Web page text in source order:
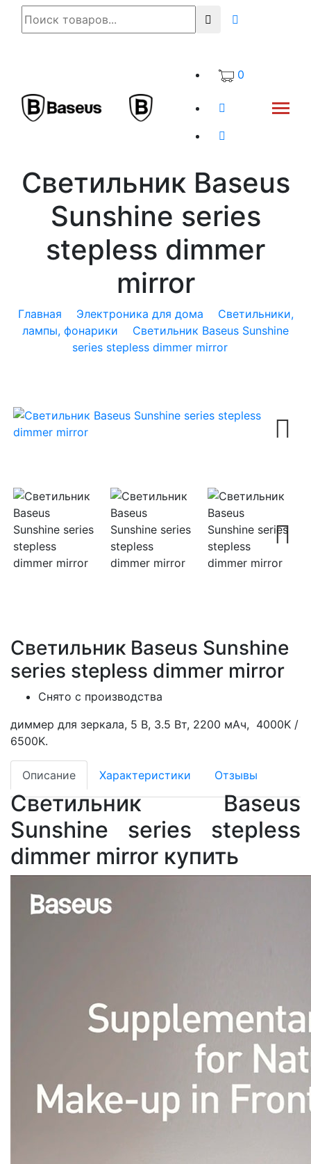
0
Светильник Baseus
Sunshine series
stepless dimmer
mirror
Главная Электроника для дома
Светильники,
лампы, фонарики
Светильник Baseus Sunshine
series stepless dimmer mirror
Next
Светильник Baseus Sunshine
series stepless dimmer mirror
Снято с производства
диммер для зеркала, 5 В, 3.5 Вт, 2200 мАч, 4000K /
6500K.
Описание Характеристики Отзывы
Светильник Baseus
Sunshine series stepless
dimmer mirror купить